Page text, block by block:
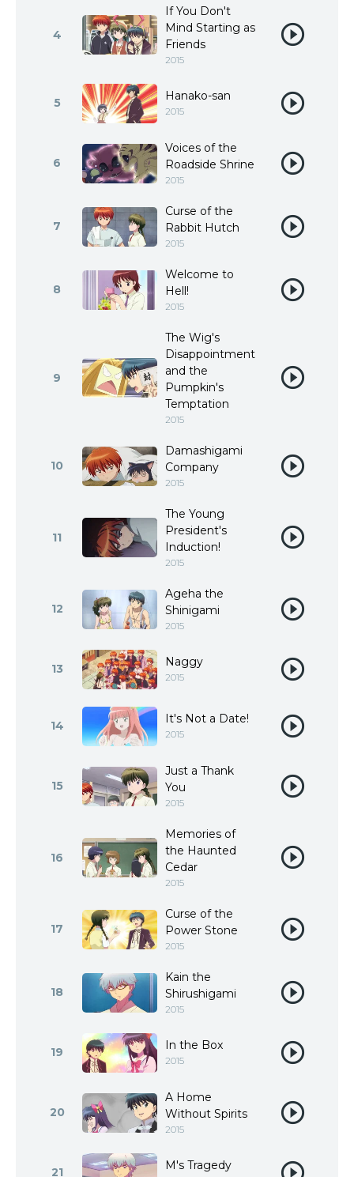
4
If You Don't
Mind Starting as
Friends
2015
5 Hanako-san
2015
6
Voices of the
Roadside Shrine
2015
7
Curse of the
Rabbit Hutch
2015
8
Welcome to
Hell!
2015
9
The Wig's
Disappointment
and the
Pumpkin's
Temptation
2015
10
Damashigami
Company
2015
11
The Young
President's
Induction!
2015
12
Ageha the
Shinigami
2015
13 Naggy
2015
14 It's Not a Date!
2015
15
Just a Thank
You
2015
16
Memories of
the Haunted
Cedar
2015
17
Curse of the
Power Stone
2015
18
Kain the
Shirushigami
2015
19 In the Box
2015
20
A Home
Without Spirits
2015
21 M's Tragedy